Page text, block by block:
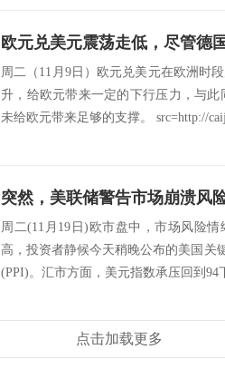
周二（11月9日）欧元兑美元在欧洲时
升，给欧元带来一定的下行压力，与
未给欧元带来足够的支撑。 src=http://
周二(11月19日)欧市盘中，市场风险
高，投资者静候今天稍晚公布的美国关
(PPI)。汇市方面，美元指数承压回到94
点击加载更多